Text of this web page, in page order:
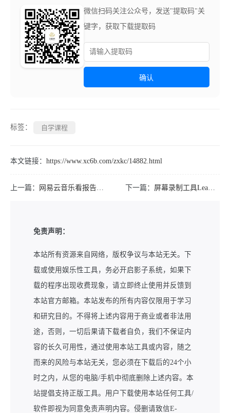
微信扫码关注公众号，发送"提取码"关
键字，获取下载提取码
确认
标签： 自学课程
本文链接： https://www.xc6b.com/zxkc/14882.html
上一篇： 网易云音乐看报告领1天会员 下一篇： 屏幕录制工具Leawo Free Screen v1.0.0绿色版
免责声明：
本站所有资源来自网络，版权争议与本站无关。下
载或使用娱乐性工具，务必开启影子系统，如果下
载的程序出现收费现象，请立即终止使用并反馈到
本站官方邮箱。本站发布的所有内容仅限用于学习
和研究目的。不得将上述内容用于商业或者非法用
途，否则，一切后果请下载者自负，我们不保证内
容的长久可用性，通过使用本站工具或内容，随之
而来的风险与本站无关，您必须在下载后的24个小
时之内，从您的电脑/手机中彻底删除上述内容。本
站提倡支持正版工具。用户下载使用本站任何工具/
软件即视为同意免责声明内容。侵删请致信E-